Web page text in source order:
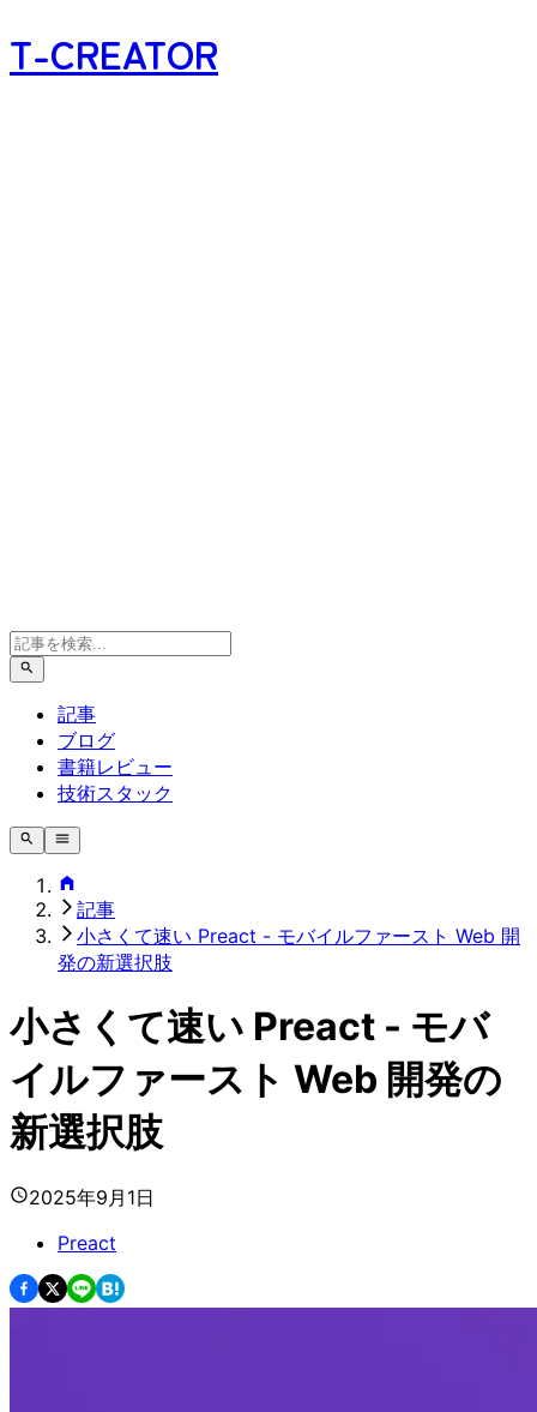
T-CREATOR
記事
ブログ
書籍レビュー
技術スタック
記事
小さくて速い Preact - モバイルファースト Web 開
発の新選択肢
小さくて速い Preact - モバ
イルファースト Web 開発の
新選択肢
2025年9月1日
Preact